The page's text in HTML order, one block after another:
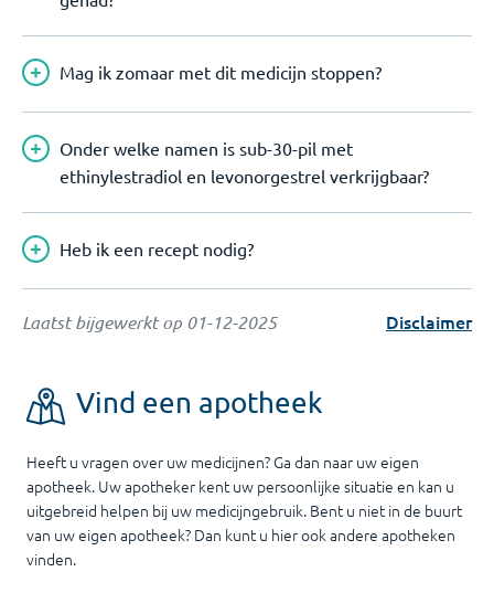
Mag ik zomaar met dit medicijn stoppen?
Onder welke namen is sub-30-pil met
ethinylestradiol en levonorgestrel verkrijgbaar?
Heb ik een recept nodig?
Laatst bijgewerkt op 01-12-2025 Disclaimer
Vind een apotheek
Heeft u vragen over uw medicijnen? Ga dan naar uw eigen
apotheek. Uw apotheker kent uw persoonlijke situatie en kan u
uitgebreid helpen bij uw medicijngebruik. Bent u niet in de buurt
van uw eigen apotheek? Dan kunt u hier ook andere apotheken
vinden.